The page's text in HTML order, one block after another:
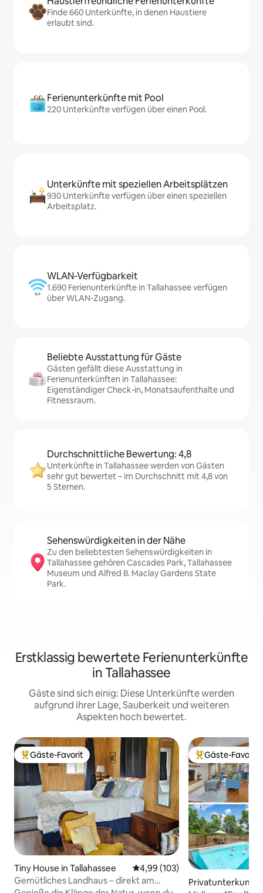
Finde 660 Unterkünfte, in denen Haustiere
erlaubt sind.
Ferienunterkünfte mit Pool
220 Unterkünfte verfügen über einen Pool.
Unterkünfte mit speziellen Arbeitsplätzen
930 Unterkünfte verfügen über einen speziellen
Arbeitsplatz.
WLAN-Verfügbarkeit
1.690 Ferienunterkünfte in Tallahassee verfügen
über WLAN-Zugang.
Beliebte Ausstattung für Gäste
Gästen gefällt diese Ausstattung in
Ferienunterkünften in Tallahassee:
Eigenständiger Check-in, Monatsaufenthalte und
Fitnessraum.
Durchschnittliche Bewertung: 4,8
Unterkünfte in Tallahassee werden von Gästen
sehr gut bewertet – im Durchschnitt mit 4,8 von
5 Sternen.
Sehenswürdigkeiten in der Nähe
Zu den beliebtesten Sehenswürdigkeiten in
Tallahassee gehören Cascades Park, Tallahassee
Museum und Alfred B. Maclay Gardens State
Park.
Erstklassig bewertete Ferienunterkünfte
in Tallahassee
Gäste sind sich einig: Diese Unterkünfte werden
aufgrund ihrer Lage, Sauberkeit und weiteren
Aspekten hoch bewertet.
Beliebter Gäste-Favorit.
Gäste-Favorit
Tiny House in Tallahassee Durchschnittliche Bewertung:
4,99 (103)
Gemütliches Landhaus – direkt am
Beliebter Gäste-
Gäste-Favorit
Privatunterkunft